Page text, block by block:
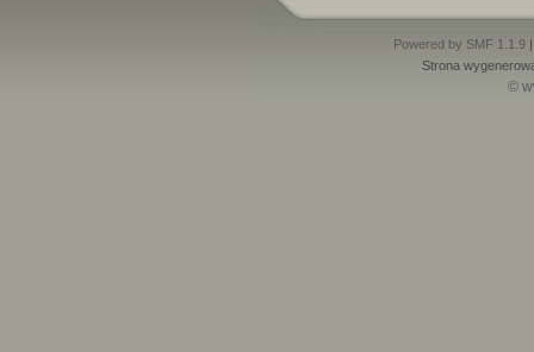
Powered by SMF 1.1.9
Strona
©